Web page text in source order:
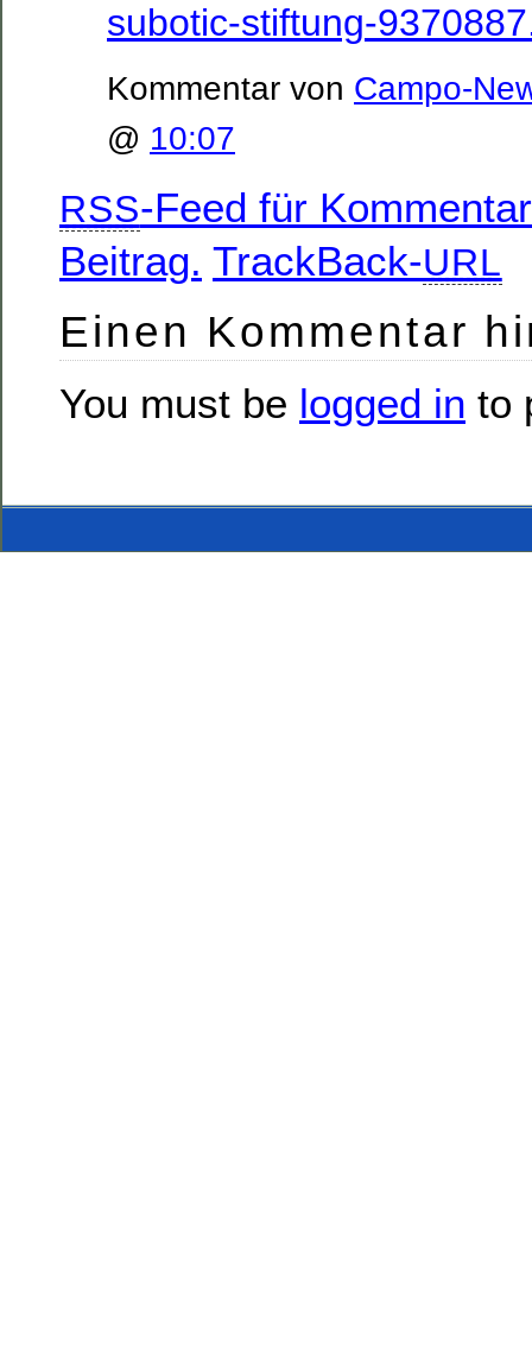
subotic-stiftung-
Kommentar von Campo-
@ 10:07
RSS-Feed für
Beitrag. TrackBack-URL
Einen Kommentar
You must be logged in to